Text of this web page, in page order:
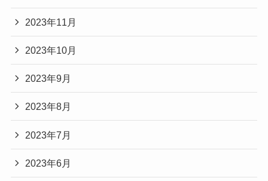
2023年11月
2023年10月
2023年9月
2023年8月
2023年7月
2023年6月